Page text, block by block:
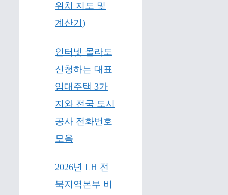
위치 지도 및
계산기)
인터넷 몰라도
신청하는 대표
임대주택 3가
지와 전국 도시
공사 전화번호
모음
2026년 LH 전
북지역본부 비